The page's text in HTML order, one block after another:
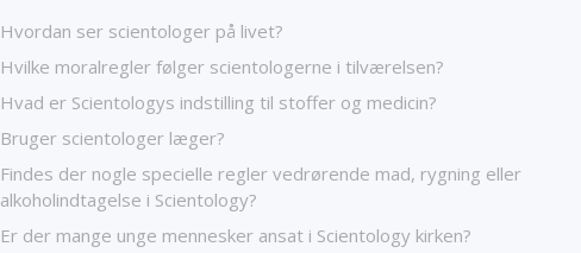
Hvordan ser scientologer på livet?
Hvilke moralregler følger scientologerne i tilværelsen?
Hvad er Scientologys indstilling til stoffer og medicin?
Bruger scientologer læger?
Findes der nogle specielle regler vedrørende mad, rygning eller
alkoholindtagelse i Scientology?
Er der mange unge mennesker ansat i Scientology kirken?